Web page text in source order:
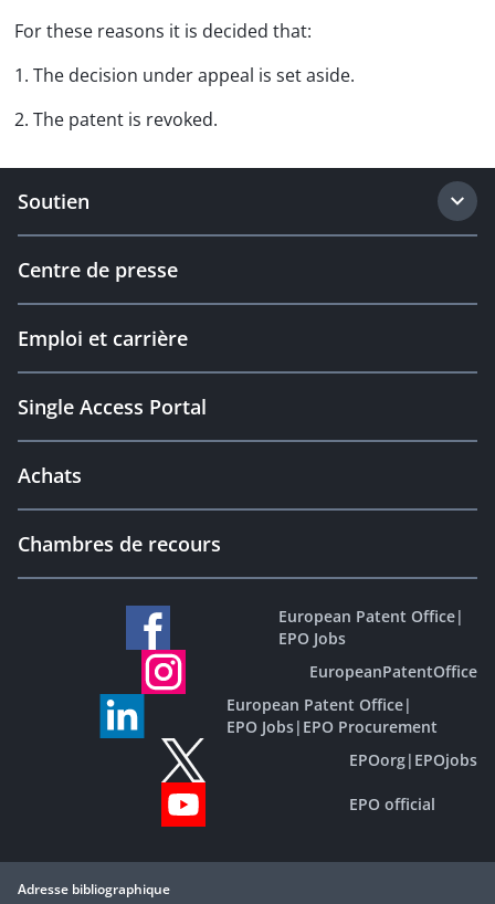
For these reasons it is decided that:
1. The decision under appeal is set aside.
2. The patent is revoked.
Soutien
Centre de presse
Emploi et carrière
Single Access Portal
Achats
Chambres de recours
European Patent Office|
EPO Jobs
EuropeanPatentOffice
European Patent Office|
EPO Jobs| EPO Procurement
EPOorg| EPOjobs
EPO official
Adresse bibliographique